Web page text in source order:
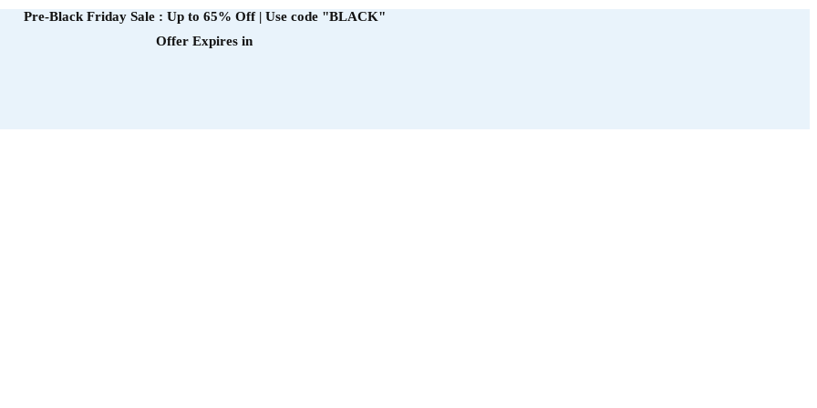
Pre-Black Friday Sale : Up to 65% Off | Use code "BLACK"
Offer Expires in